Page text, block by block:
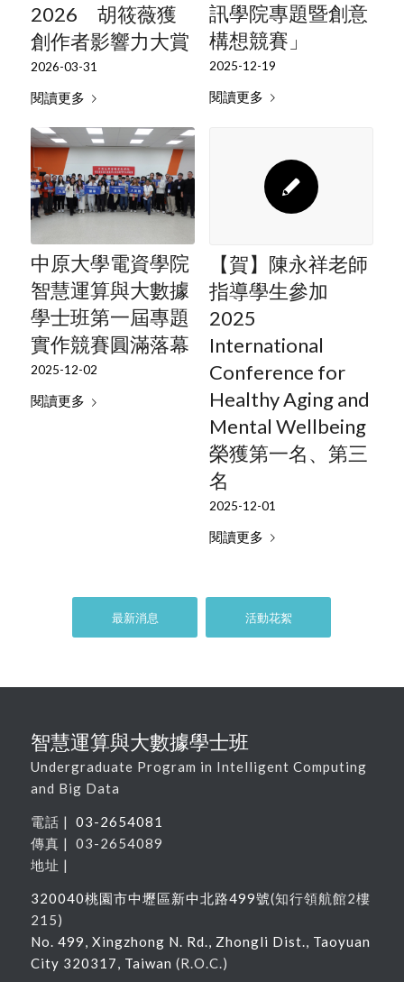
2026 胡筱薇獲
創作者影響力大賞
2026-03-31
閱讀更多
訊學院專題暨創意
構想競賽」
2025-12-19
閱讀更多
中原大學電資學院
智慧運算與大數據
學士班第一屆專題
實作競賽圓滿落幕
2025-12-02
閱讀更多
【賀】陳永祥老師
指導學生參加
2025
International
Conference for
Healthy Aging and
Mental Wellbeing
榮獲第一名、第三
名
2025-12-01
閱讀更多
最新消息 活動花絮
智慧運算與大數據學士班
Undergraduate Program in Intelligent Computing
and Big Data
電話 | 03-2654081
傳真 | 03-2654089
地址 |
320040桃園市中壢區新中北路499號(知行領航館2樓
215)
No. 499, Xingzhong N. Rd., Zhongli Dist., Taoyuan
City 320317, Taiwan (R.O.C.)